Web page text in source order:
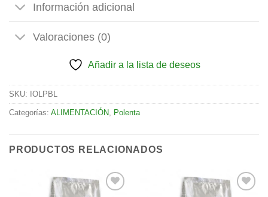
Información adicional
Valoraciones (0)
Añadir a la lista de deseos
SKU: IOLPBL
Categorías: ALIMENTACIÓN, Polenta
PRODUCTOS RELACIONADOS